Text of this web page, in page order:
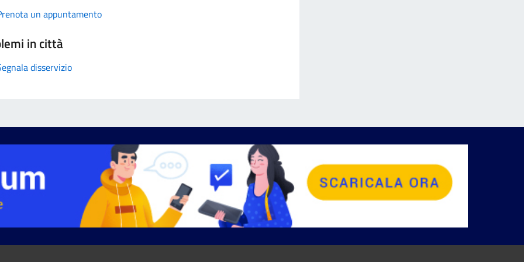
un appuntamento
in città
disservizio